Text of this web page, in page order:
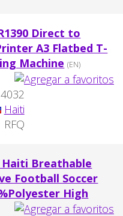
Direct to
A3 Flatbed T-
Machine (EN)
Haiti
RFQ
Haiti Breathable
Football Soccer
High